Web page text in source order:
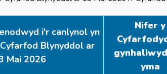
i'r canlynol yn
Blynyddol ar
Mai 2026
Nifer y
yma